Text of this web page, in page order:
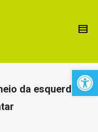
da esquerda